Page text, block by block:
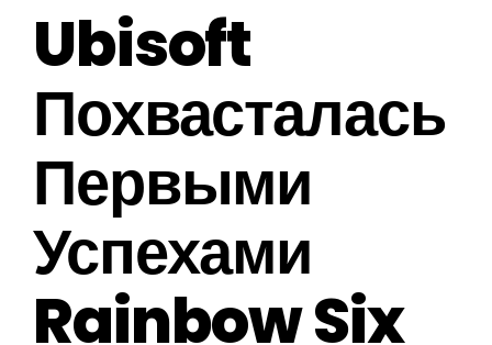
Ubisoft
Похвасталась
Первыми
Успехами
Rainbow Six